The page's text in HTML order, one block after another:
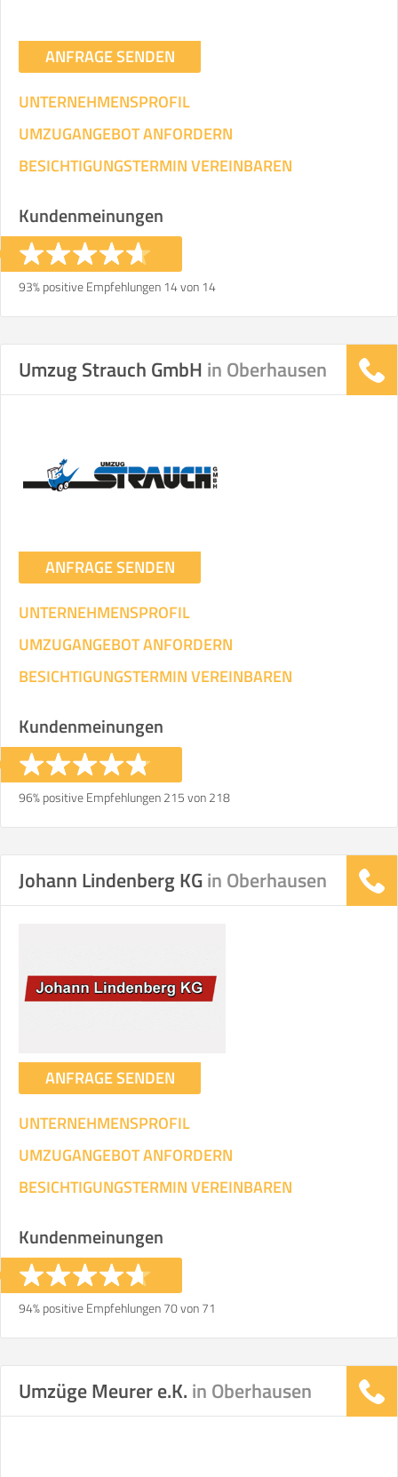
ANFRAGE SENDEN
UNTERNEHMENSPROFIL
UMZUGANGEBOT ANFORDERN
BESICHTIGUNGSTERMIN VEREINBAREN
Kundenmeinungen
93% positive Empfehlungen 14 von 14
Umzug Strauch GmbH in Oberhausen
ANFRAGE SENDEN
UNTERNEHMENSPROFIL
UMZUGANGEBOT ANFORDERN
BESICHTIGUNGSTERMIN VEREINBAREN
Kundenmeinungen
96% positive Empfehlungen 215 von 218
Johann Lindenberg KGin Oberhausen
ANFRAGE SENDEN
UNTERNEHMENSPROFIL
UMZUGANGEBOT ANFORDERN
BESICHTIGUNGSTERMIN VEREINBAREN
Kundenmeinungen
94% positive Empfehlungen 70 von 71
Umzüge Meurer e.K. in Oberhausen